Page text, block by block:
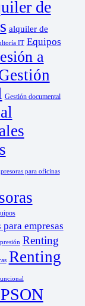
de
alquiler de
IT Equipos
a
Gestión documental
para oficinas
empresas
Renting
Renting